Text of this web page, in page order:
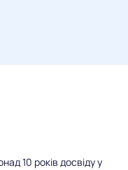
10 років досвіду у